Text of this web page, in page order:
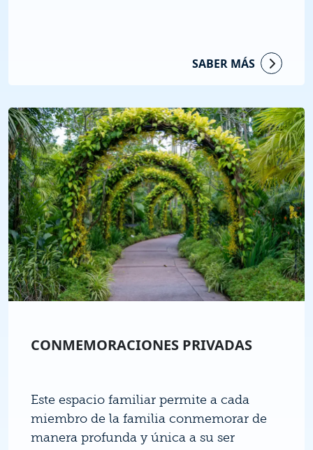
SABER MÁS
CONMEMORACIONES PRIVADAS
Este espacio familiar permite a cada
miembro de la familia conmemorar de
manera profunda y única a su ser